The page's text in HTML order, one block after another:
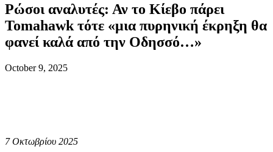
Ρώσοι αναλυτές: Αν το Κίεβο πάρει
Tomahawk τότε «μια πυρηνική έκρηξη θα
φανεί καλά από την Οδησσό…»
October 9, 2025
7 Οκτωβρίου 2025